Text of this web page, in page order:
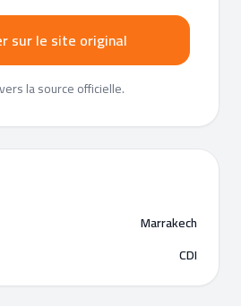
sur le site original
la source officielle.
Marrakech
CDI